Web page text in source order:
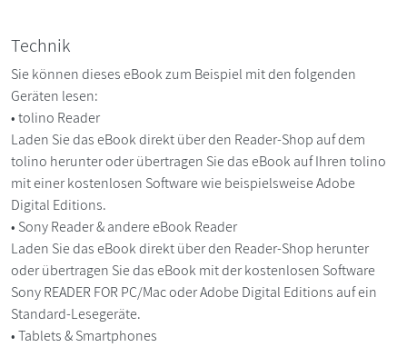
Technik
Sie können dieses eBook zum Beispiel mit den folgenden
Geräten lesen:
• tolino Reader
Laden Sie das eBook direkt über den Reader-Shop auf dem
tolino herunter oder übertragen Sie das eBook auf Ihren tolino
mit einer kostenlosen Software wie beispielsweise Adobe
Digital Editions.
• Sony Reader & andere eBook Reader
Laden Sie das eBook direkt über den Reader-Shop herunter
oder übertragen Sie das eBook mit der kostenlosen Software
Sony READER FOR PC/Mac oder Adobe Digital Editions auf ein
Standard-Lesegeräte.
• Tablets & Smartphones